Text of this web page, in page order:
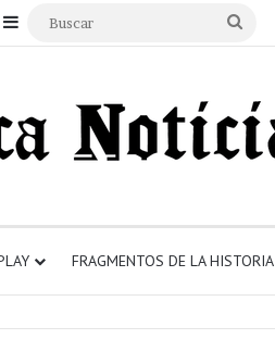
aleatorio
Sidebar
FRAGMENTOS DE LA HISTORIA